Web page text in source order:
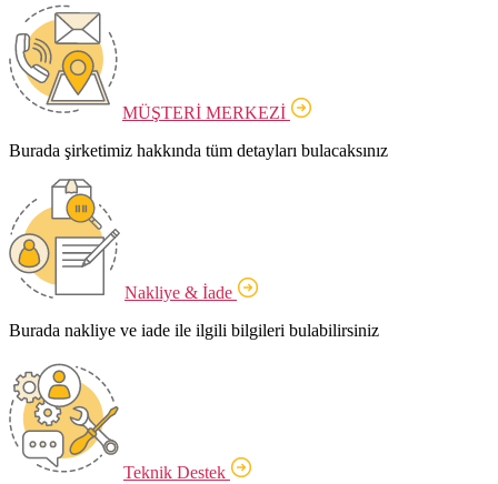
MÜŞTERİ MERKEZİ
Burada şirketimiz hakkında tüm detayları bulacaksınız
Nakliye & İade
Burada nakliye ve iade ile ilgili bilgileri bulabilirsiniz
Teknik Destek